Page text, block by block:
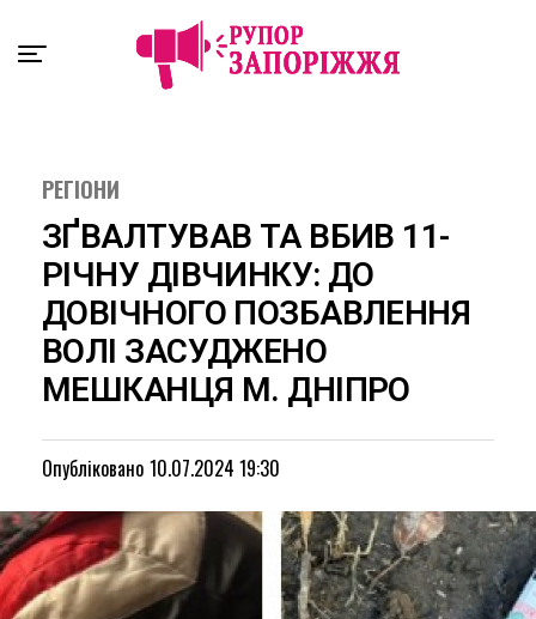
РЕГІОНИ
ЗҐВАЛТУВАВ ТА ВБИВ 11-
РІЧНУ ДІВЧИНКУ: ДО
ДОВІЧНОГО ПОЗБАВЛЕННЯ
ВОЛІ ЗАСУДЖЕНО
МЕШКАНЦЯ М. ДНІПРО
Опубліковано 10.07.2024 19:30
Exit mobile version